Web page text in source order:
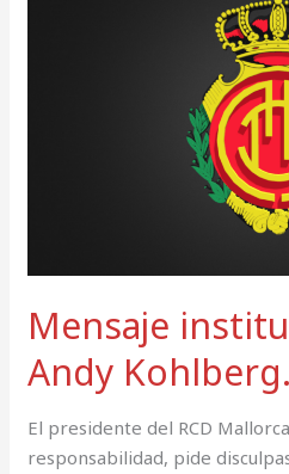
Mensaje
Andy Kohlberg.
El presidente del RCD
responsabilidad, pide